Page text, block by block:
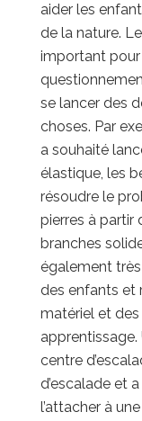
aider les
de la nature.
important pour
se lancer des
choses. Par
a souhaité
élastique, les
résoudre le
pierres à partir
branches
également
des enfants et
matériel et
apprentissage.
centre
d’escalade et
l’attacher à